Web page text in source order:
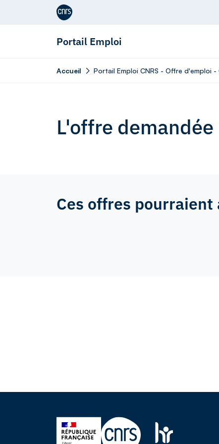
Aller au contenu
Portail Emploi
Accueil Portail Emploi CNRS - Offre
L'offre
Ces offres